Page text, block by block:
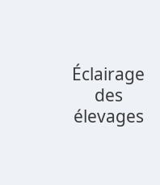
Éclairage
des
élevages